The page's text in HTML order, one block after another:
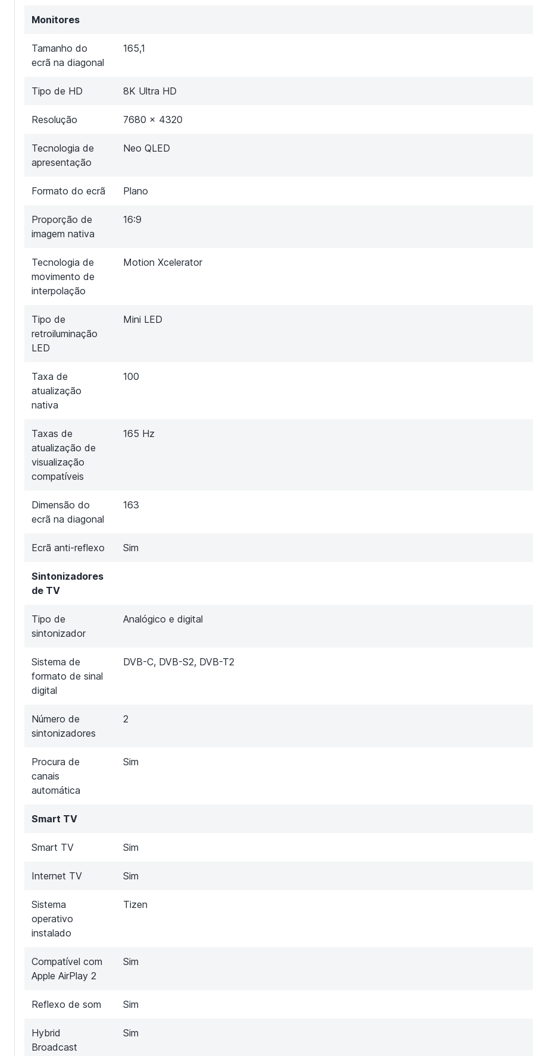
Monitores
Tamanho do
ecrã na diagonal
165,1
Tipo de HD 8K Ultra HD
Resolução 7680 x 4320
Tecnologia de
apresentação
Neo QLED
Formato do ecrã Plano
Proporção de
imagem nativa
16:9
Tecnologia de
movimento de
interpolação
Motion Xcelerator
Tipo de
retroiluminação
LED
Mini LED
Taxa de
atualização
nativa
100
Taxas de
atualização de
visualização
compatíveis
165 Hz
Dimensão do
ecrã na diagonal
163
Ecrã anti-reflexo Sim
Sintonizadores
de TV
Tipo de
sintonizador
Analógico e digital
Sistema de
formato de sinal
digital
DVB-C, DVB-S2, DVB-T2
Número de
sintonizadores
2
Procura de
canais
automática
Sim
Smart TV
Smart TV Sim
Internet TV Sim
Sistema
operativo
instalado
Tizen
Compatível com
Apple AirPlay 2
Sim
Reflexo de som Sim
Hybrid
Broadcast
Sim